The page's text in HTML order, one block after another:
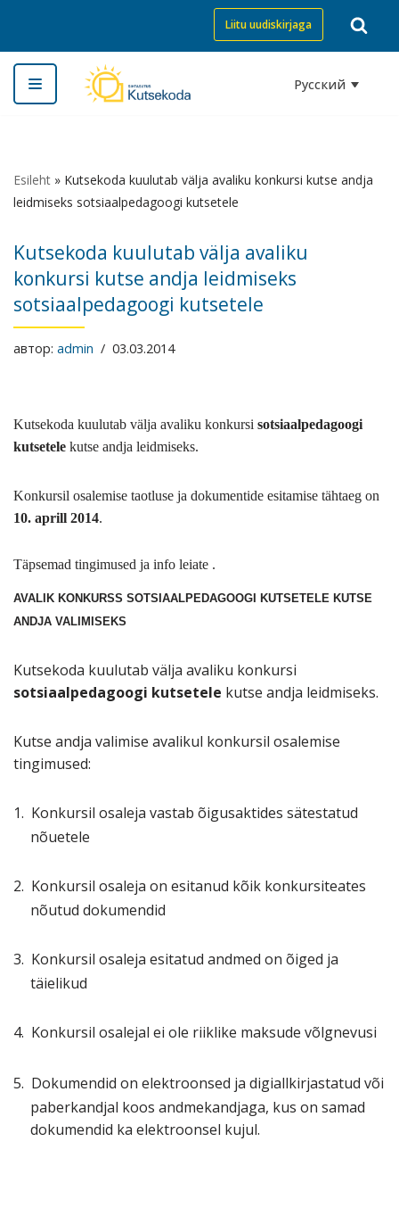
Перейти
к
содержимому
Liitu uudiskirjaga
Русский
Esileht » Kutsekoda kuulutab välja avaliku konkursi kutse andja
leidmiseks sotsiaalpedagoogi kutsetele
Kutsekoda kuulutab välja avaliku
konkursi kutse andja leidmiseks
sotsiaalpedagoogi kutsetele
автор: admin 03.03.2014
Kutsekoda kuulutab välja avaliku konkursi sotsiaalpedagoogi
kutsetele kutse andja leidmiseks.
Konkursil osalemise taotluse ja dokumentide esitamise tähtaeg on
10. aprill 2014.
Täpsemad tingimused ja info leiate .
AVALIK KONKURSS SOTSIAALPEDAGOOGI KUTSETELE KUTSE
ANDJA VALIMISEKS
Kutsekoda kuulutab välja avaliku konkursi
sotsiaalpedagoogi kutsetele kutse andja leidmiseks.
Kutse andja valimise avalikul konkursil osalemise
tingimused:
1. Konkursil osaleja vastab õigusaktides sätestatud
nõuetele
2. Konkursil osaleja on esitanud kõik konkursiteates
nõutud dokumendid
3. Konkursil osaleja esitatud andmed on õiged ja
täielikud
4. Konkursil osalejal ei ole riiklike maksude võlgnevusi
5. Dokumendid on elektroonsed ja digiallkirjastatud või
paberkandjal koos andmekandjaga, kus on samad
dokumendid ka elektroonsel kujul.